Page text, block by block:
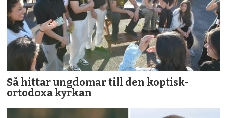
Så hittar ungdomar till den koptisk-
ortodoxa kyrkan